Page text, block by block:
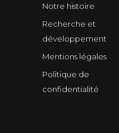
Notre histoire
Recherche et
développement
Mentions légales
Politique de
confidentialité